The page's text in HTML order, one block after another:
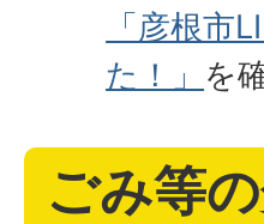
「彦根市
た！」 を
ごみ等